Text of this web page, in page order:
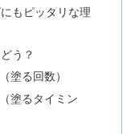
もピッタリな理
う？
塗る回数）
塗るタイミン